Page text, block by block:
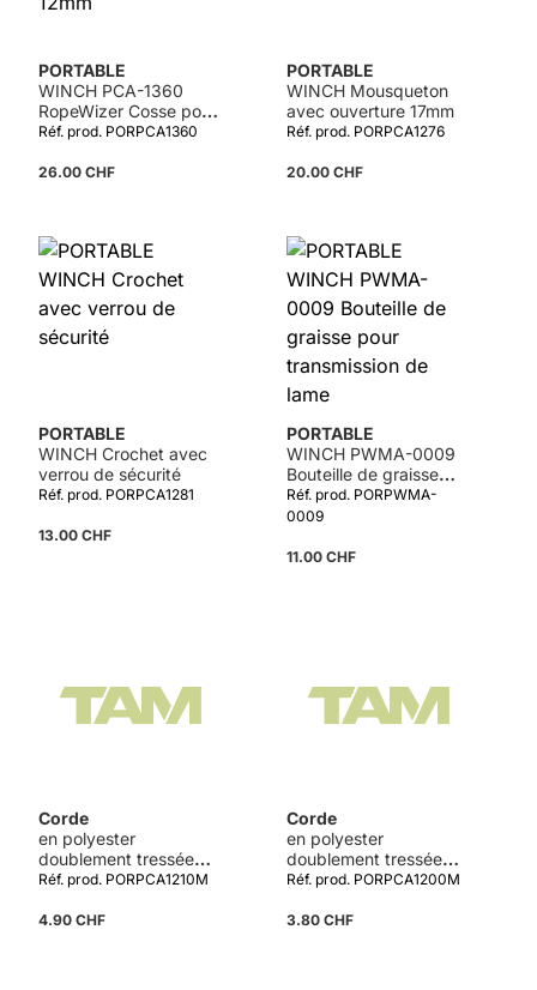
PORTABLE
WINCH PCA-1360
RopeWizer Cosse pour
cordes de 10-12mm
Réf. prod. PORPCA1360
26.00 CHF
PORTABLE
WINCH Mousqueton
avec ouverture 17mm
Réf. prod. PORPCA1276
20.00 CHF
PORTABLE
WINCH Crochet avec
verrou de sécurité
Réf. prod. PORPCA1281
13.00 CHF
PORTABLE
WINCH PWMA-0009
Bouteille de graisse
pour transmission de
lame
Réf. prod. PORPWMA-
0009
11.00 CHF
Corde
en polyester
doublement tressée
12mm au mètre
Réf. prod. PORPCA1210M
4.90 CHF
Corde
en polyester
doublement tressée
10mm au mètre
Réf. prod. PORPCA1200M
3.80 CHF